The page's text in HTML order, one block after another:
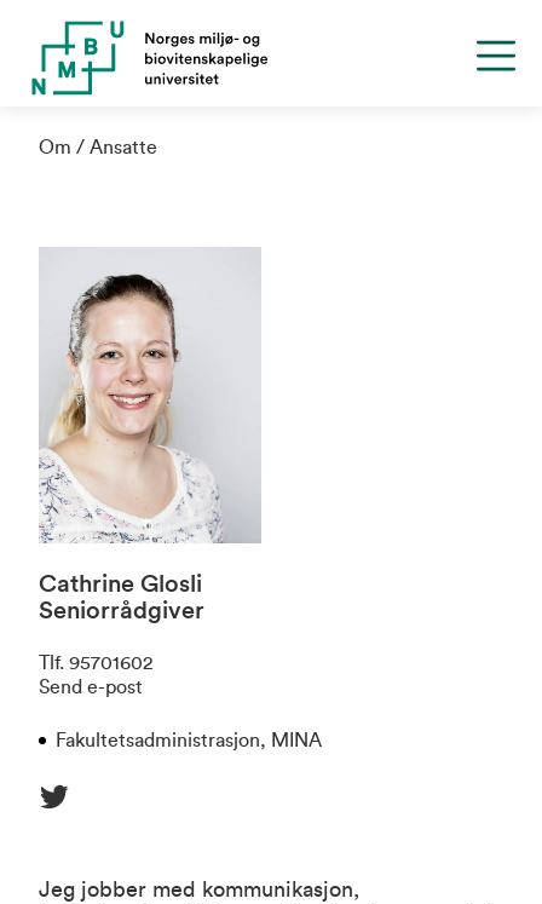
Om Ansatte
Cathrine Glosli
Seniorrådgiver
Tlf. 95701602
Send e-post
Fakultetsadministrasjon, MINA
Jeg jobber med kommunikasjon,